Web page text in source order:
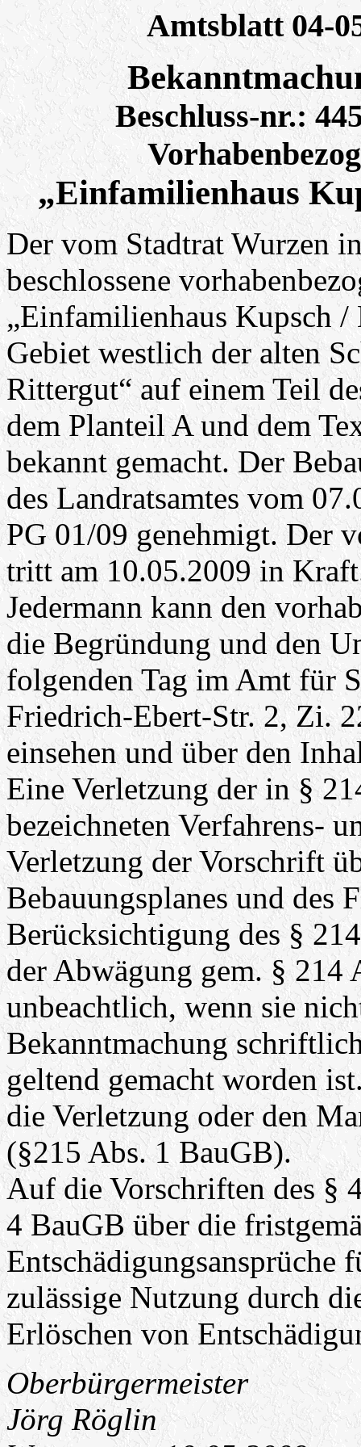
Amtsblatt 04-
Beschluss-nr.:
„Einfamilienhaus
Der vom Stadtrat Wurzen
beschlossene
„Einfamilienhaus Kupsch
Gebiet westlich der alten
Rittergut“ auf einem Teil
dem Planteil A und dem
bekannt gemacht. Der
des Landratsamtes vom
PG 01/09 genehmigt. Der
tritt am 10.05.2009 in
Jedermann kann den
die Begründung und den
folgenden Tag im Amt für
Friedrich-Ebert-Str. 2, Zi.
einsehen und über den
Eine Verletzung der in §
bezeichneten Verfahrens-
Verletzung der Vorschrift
Bebauungsplanes und des
Berücksichtigung des §
der Abwägung gem. § 214
unbeachtlich, wenn sie
Bekanntmachung
geltend gemacht worden
die Verletzung oder den
(§215 Abs. 1 BauGB).
Auf die Vorschriften des §
4 BauGB über die
zulässige Nutzung durch
Erlöschen von
Oberbürgermeister
Jörg Röglin